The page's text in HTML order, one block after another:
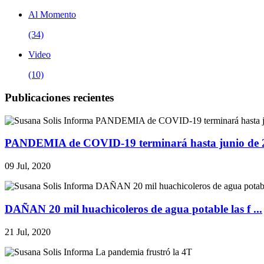
Al Momento
(34)
Video
(10)
Publicaciones recientes
PANDEMIA de COVID-19 terminará hasta junio de
09 Jul, 2020
DAÑAN 20 mil huachicoleros de agua potable las f ...
21 Jul, 2020